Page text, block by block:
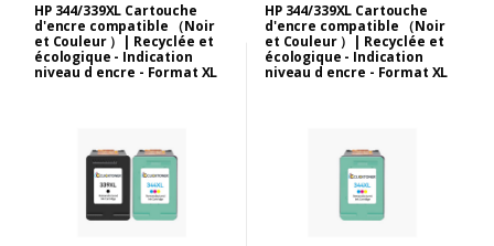
HP 344/339XL Cartouche
d'encre compatible （Noir
et Couleur ）| Recyclée et
écologique - Indication
niveau d encre - Format XL
HP 344/339XL Cartouche
d'encre compatible （Noir
et Couleur ）| Recyclée et
écologique - Indication
niveau d encre - Format XL